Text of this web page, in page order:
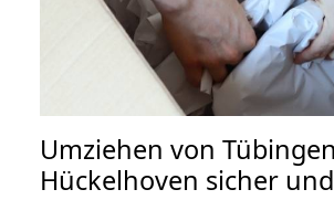
Umziehen von
Hückelhoven sicher